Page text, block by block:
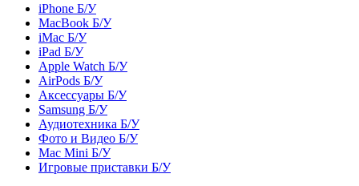
iPhone Б/У
MacBook Б/У
iMac Б/У
iPad Б/У
Apple Watch Б/У
AirPods Б/У
Аксессуары Б/У
Samsung Б/У
Аудиотехника Б/У
Фото и Видео Б/У
Mac Mini Б/У
Игровые приставки Б/У